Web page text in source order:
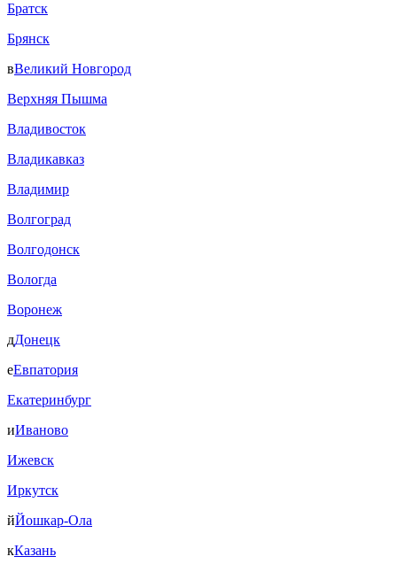
Братск
Брянск
вВеликий Новгород
Верхняя Пышма
Владивосток
Владикавказ
Владимир
Волгоград
Волгодонск
Вологда
Воронеж
дДонецк
еЕвпатория
Екатеринбург
иИваново
Ижевск
Иркутск
йЙошкар-Ола
кКазань